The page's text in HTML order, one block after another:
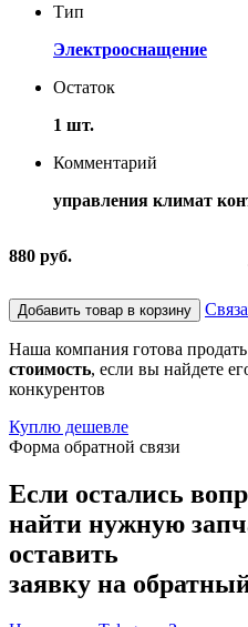
Тип
Электрооснащение
Остаток
1 шт.
Комментарий
управления климат
880 руб.
Добавить товар в корзину
Наша компания готова продать
стоимость, если вы найдете
конкурентов
Куплю дешевле
Форма обратной связи
Если остались
найти нужную
оставить
заявку на